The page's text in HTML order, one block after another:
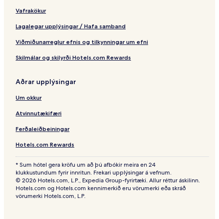
Vafrakökur
Lagalegar upplýsingar / Hafa samband
Viðmiðunarreglur efnis og tilkynningar um efni
Skilmálar og skilyrði Hotels.com Rewards
Aðrar upplýsingar
Um okkur
Atvinnutækifæri
Ferðaleiðbeiningar
Hotels.com Rewards
* Sum hótel gera kröfu um að þú afbókir meira en 24
klukkustundum fyrir innritun. Frekari upplýsingar á vefnum.
© 2026 Hotels.com, L.P., Expedia Group-fyrirtæki. Allur réttur áskilinn.
Hotels.com og Hotels.com kennimerkið eru vörumerki eða skráð
vörumerki Hotels.com, L.P.